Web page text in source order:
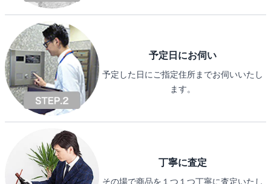
予定日にお伺い
予定した日にご指定住所までお伺いいたし
ます。
丁寧に査定
その場で商品を１つ１つ丁寧に査定いたし